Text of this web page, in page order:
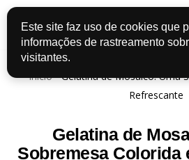
Pular
para
o
Início-Gelatina de Mosaico: Uma
Refrescante
Gelatina de
Sobremesa Colorida
Este site faz uso de cookies que
informações de rastreamento
visitantes.